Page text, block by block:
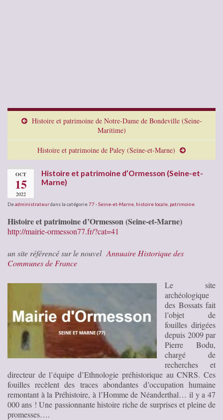
Histoire et patrimoine de Notre-Dame de Bondeville (Seine-
Maritime)
Histoire et patrimoine de Paley (Seine-et-Marne)
OCT
15
2022
Histoire et patrimoine d’Ormesson (Seine-et-
Marne)
Deadministrateurdans la catégorie77 - Seine-et-Marne histoire locale patrimoine
Histoire et patrimoine d’Ormesson (Seine-et-Marne)
http://mairie-ormesson77.fr/?cat=41
un site référencé sur le nouvel Annuaire Historique des
Communes de France
Le site
archéologique
des Bossats fait
l’objet de
fouilles dirigées
depuis 2009 par
Pierre Bodu,
chargé de
recherches et
directeur de l’équipe d’Ethnologie préhistorique au CNRS. Ces
fouilles recèlent des traces abondantes d’occupation humaine
remontant à la Préhistoire, à l’Homme de Néanderthal… il y a 47
000 ans ! Une passionnante histoire riche de surprises et pleine de
promesses….